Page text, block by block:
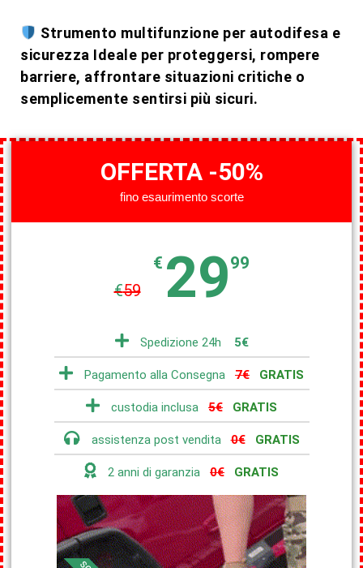
Strumento multifunzione per autodifesa e
sicurezza Ideale per proteggersi, rompere
barriere, affrontare situazioni critiche o
semplicemente sentirsi più sicuri.
OFFERTA -50%
fino esaurimento scorte
€59
€ 2999
Spedizione 24h 5€
Pagamento alla Consegna 7€ GRATIS
custodia inclusa 5€ GRATIS
assistenza post vendita0€ GRATIS
2 anni di garanzia 0€ GRATIS